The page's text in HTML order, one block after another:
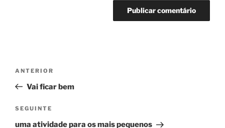
Navegação
artigos
Conteúdo
anterior
ANTERIOR
Vai ficar bem
Conteúdo
seguinte
SEGUINTE
uma atividade para os mais pequenos